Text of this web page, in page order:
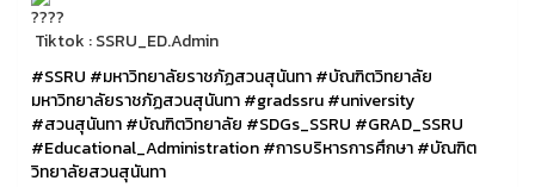
Tiktok : SSRU_ED.Admin
#SSRU #มหาวิทยาลัยราชภัฏสวนสุนันทา#บัณฑิตวิทยาลัย
มหาวิทยาลัยราชภัฏสวนสุนันทา#gradssru#university
#สวนสุนันทา#บัณฑิตวิทยาลัย #SDGs_SSRU #GRAD_SSRU
#Educational_Administration#การบริหารการศึกษา#บัณฑิต
วิทยาลัยสวนสุนันทา